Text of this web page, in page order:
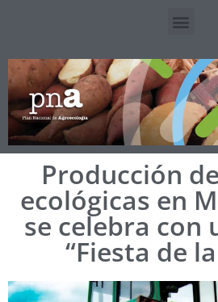
Producción
ecológicas en
se celebra con
“Fiesta de